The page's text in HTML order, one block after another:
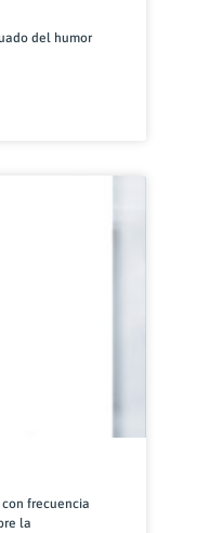
del humor
frecuencia
la